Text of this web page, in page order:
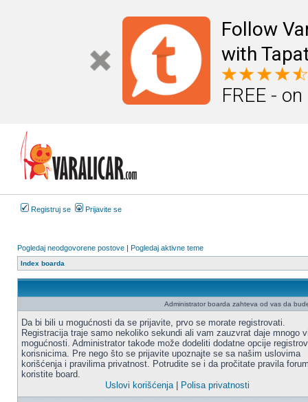
Follow
with
FREE -
Registruj se Prijavite se
Pogledaj neodgovorene postove | Pogledaj aktivne teme
Index boarda
Administrator boarda zahteva od vas da
Da bi bili u mogućnosti da se prijavite, prvo se morate registrovati.
Registracija traje samo nekoliko sekundi ali vam zauzvrat daje mnogo
mogućnosti. Administrator takođe može dodeliti dodatne opcije
korisnicima. Pre nego što se prijavite upoznajte se sa našim uslovima
korišćenja i pravilima privatnost. Potrudite se i da pročitate pravila
koristite board.
Uslovi korišćenja| Polisa privatnosti